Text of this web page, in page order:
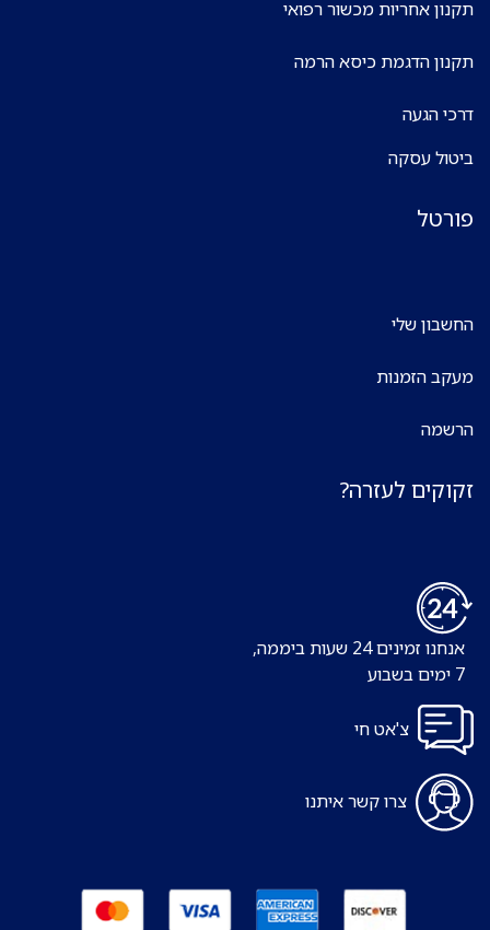
תקנון אחריות מכשור רפואי
תקנון הדגמת כיסא הרמה
דרכי הגעה
ביטול עסקה
פורטל
החשבון שלי
מעקב הזמנות
הרשמה
זקוקים לעזרה?
אנחנו זמינים 24 שעות ביממה,
צ'אט חי
צרו קשר איתנו